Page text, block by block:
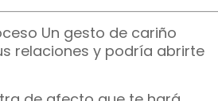
Un gesto de cariño
relaciones y podría abrirte